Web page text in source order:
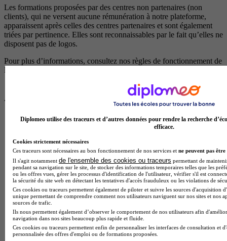
Les formations proposées par des centres non partenaires (non
clients), qui ne versent aucune rémunération à notre plateforme,
apparaissent après celles des centres partenaires et sont également
triées par pertinence. Elles sont reconnaissables par le fait qu’elles ne
disposent pas de logos.
Pour plus d’informations, consultez nos règles de fonctionnement de
la plateforme.
Diplomeo utilise des traceurs et d’autres données pour rendre la recherche
efficace.
Cookies strictement nécessaires
Ces traceurs sont nécessaires au bon fonctionnement de nos services et ne peuvent pas être
Il s'agit notamment de l'ensemble des cookies ou traceurs permettant de
pendant sa navigation sur le site, de stocker des informations temporaires telles que les
ou les offres vues, gérer les processus d'identification de l'utilisateur, vérifier s'il est
la sécurité du site web en détectant les tentatives d'accès frauduleux ou les violations de
Ces cookies ou traceurs permettent également de piloter et suivre les sources d'acquisition
unique permettant de comprendre comment nos utilisateurs naviguent sur nos sites et nos
sources de trafic.
Ils nous permettent également d’observer le comportement de nos utilisateurs afin
navigation dans nos sites beaucoup plus rapide et fluide.
Ces cookies ou traceurs permettent enfin de personnaliser les interfaces de consultation et
personnalisée des offres d'emploi ou de formations proposées.